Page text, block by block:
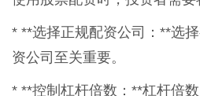
* **选择正规配资公司：**选
资公司至关重要。
* **控制杠杆倍数：**杠杆倍